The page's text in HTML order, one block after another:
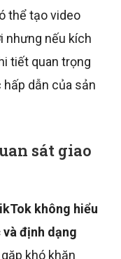
thể tạo video
nhưng nếu kích
tiết quan trọng
dẫn của sản
sát giao
không hiểu
định dạng
khó khăn